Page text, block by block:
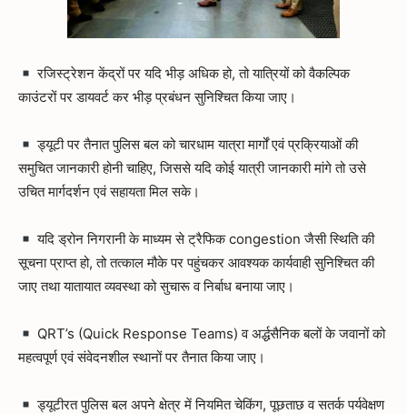
रजिस्ट्रेशन केंद्रों पर यदि भीड़ अधिक हो, तो यात्रियों को वैकल्पिक
काउंटरों पर डायवर्ट कर भीड़ प्रबंधन सुनिश्चित किया जाए।
ड्यूटी पर तैनात पुलिस बल को चारधाम यात्रा मार्गों एवं प्रक्रियाओं की
समुचित जानकारी होनी चाहिए, जिससे यदि कोई यात्री जानकारी मांगे तो उसे
उचित मार्गदर्शन एवं सहायता मिल सके।
यदि ड्रोन निगरानी के माध्यम से ट्रैफिक congestion जैसी स्थिति की
सूचना प्राप्त हो, तो तत्काल मौके पर पहुंचकर आवश्यक कार्यवाही सुनिश्चित की
जाए तथा यातायात व्यवस्था को सुचारू व निर्बाध बनाया जाए।
QRT’s (Quick Response Teams) व अर्द्धसैनिक बलों के जवानों को
महत्वपूर्ण एवं संवेदनशील स्थानों पर तैनात किया जाए।
ड्यूटीरत पुलिस बल अपने क्षेत्र में नियमित चेकिंग, पूछताछ व सतर्क पर्यवेक्षण